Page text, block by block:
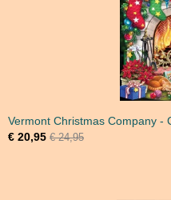
Vermont Christmas Company -
€ 20,95 € 24,95